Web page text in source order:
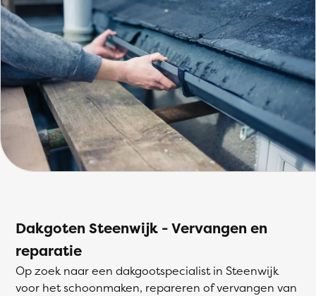
Dakgoten Steenwijk - Vervangen en
reparatie
Op zoek naar een dakgootspecialist in Steenwijk
voor het schoonmaken, repareren of vervangen van